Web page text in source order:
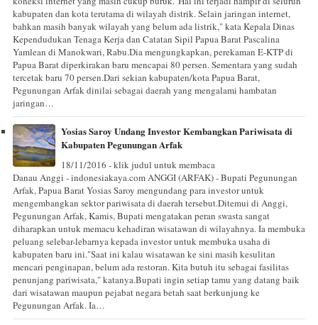
kabupaten dan kota terutama di wilayah distrik. Selain jaringan internet,
bahkan masih banyak wilayah yang belum ada listrik," kata Kepala Dinas
Kependudukan Tenaga Kerja dan Catatan Sipil Papua Barat Pascalina
Yamlean di Manokwari, Rabu.Dia mengungkapkan, perekaman E-KTP di
Papua Barat diperkirakan baru mencapai 80 persen. Sementara yang sudah
tercetak baru 70 persen.Dari sekian kabupaten/kota Papua Barat,
Pegunungan Arfak dinilai sebagai daerah yang mengalami hambatan
jaringan…
Yosias Saroy Undang Investor Kembangkan Pariwisata di
Kabupaten Pegunungan Arfak
18/11/2016 - klik judul untuk membaca
Danau Anggi - indonesiakaya.com ANGGI (ARFAK) - Bupati Pegunungan
Arfak, Papua Barat Yosias Saroy mengundang para investor untuk
mengembangkan sektor pariwisata di daerah tersebut.Ditemui di Anggi,
Pegunungan Arfak, Kamis, Bupati mengatakan peran swasta sangat
diharapkan untuk memacu kehadiran wisatawan di wilayahnya. Ia membuka
peluang selebar-lebarnya kepada investor untuk membuka usaha di
kabupaten baru ini."Saat ini kalau wisatawan ke sini masih kesulitan
mencari penginapan, belum ada restoran. Kita butuh itu sebagai fasilitas
penunjang pariwisata," katanya.Bupati ingin setiap tamu yang datang baik
dari wisatawan maupun pejabat negara betah saat berkunjung ke
Pegunungan Arfak. Ia…